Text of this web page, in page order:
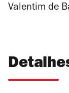
Valentim de